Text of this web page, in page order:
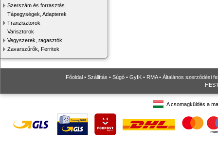
Szerszám és forrasztás
Tápegységek, Adapterek
Tranzisztorok
Varisztorok
Vegyszerek, ragasztók
Zavarszűrők, Ferritek
Főoldal • Szállítás • Súgó • GyIK • RMA• Általános szerződési
A csomagküldés a